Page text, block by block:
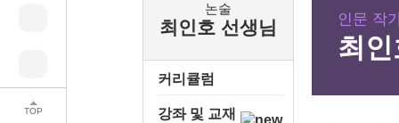
TOP
논술
최인호 선생님
커리큘럼
강좌 및 교재
인문 작
최